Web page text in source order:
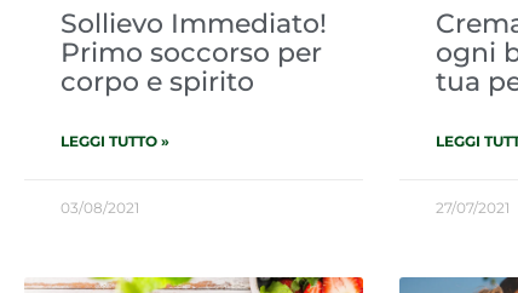
Sollievo Immediato!
Primo soccorso per
corpo e spirito
LEGGI TUTTO »
03/08/2021
ogni
tua
LEGGI
27/07/2021